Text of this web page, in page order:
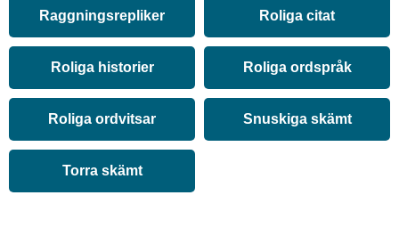
Raggningsrepliker Roliga citat
Roliga historier Roliga ordspråk
Roliga ordvitsar Snuskiga skämt
Torra skämt